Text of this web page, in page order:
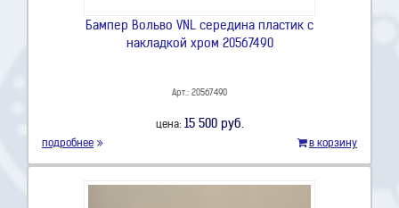
Бампер Вольво VNL середина пластик с
накладкой хром 20567490
Арт.: 20567490
цена: 15 500 руб.
подробнее в корзину